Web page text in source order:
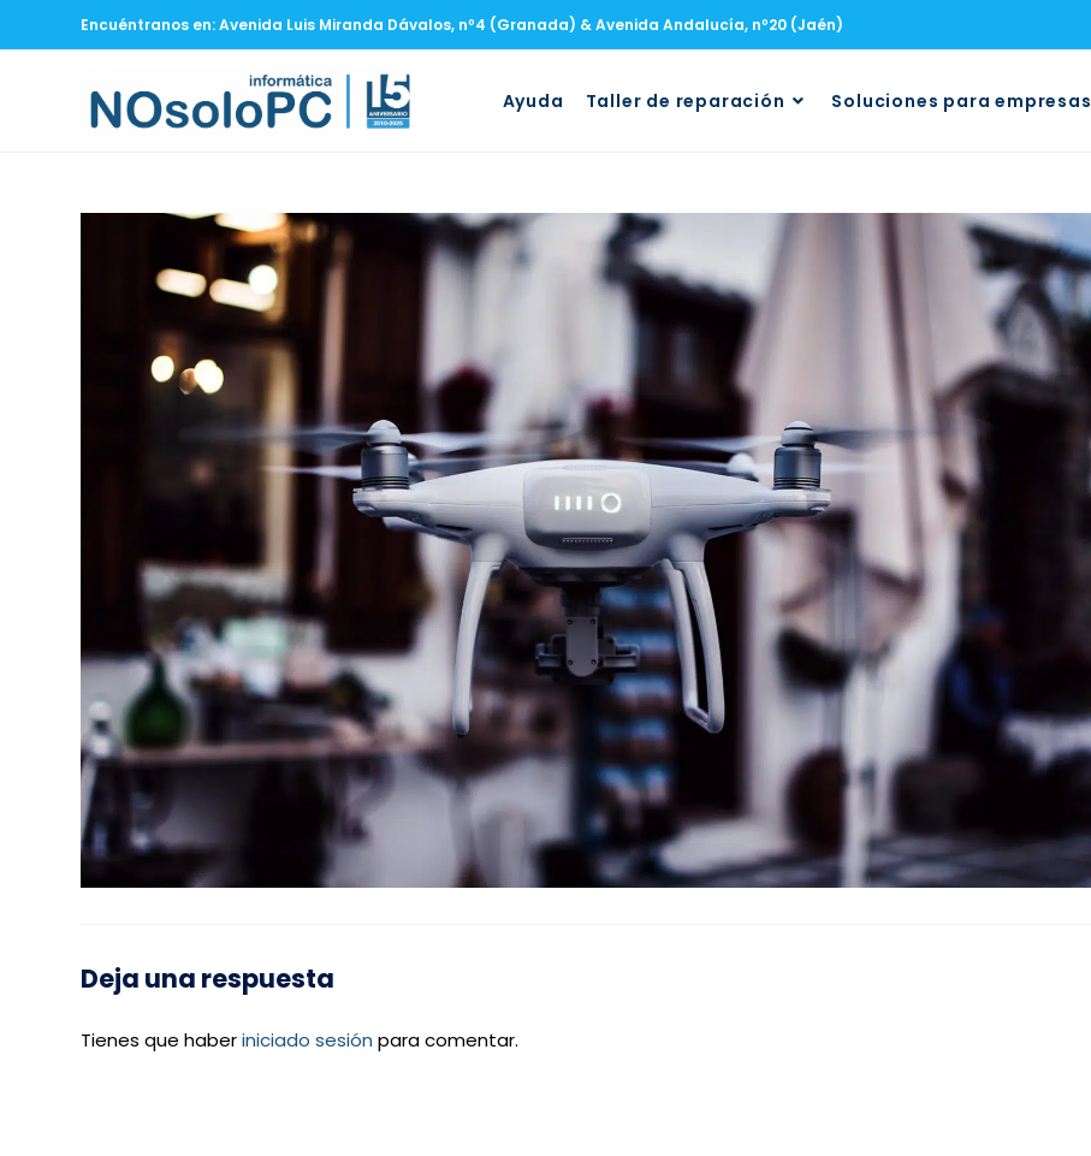
Encuéntranos en: Avenida Luis Miranda Dávalos, nº4 (Granada) & Avenida Andalucía, nº20 (Jaén)
Ayuda Taller de reparación Soluciones para empresas
Deja una respuesta
Tienes que haberiniciado sesión para comentar.